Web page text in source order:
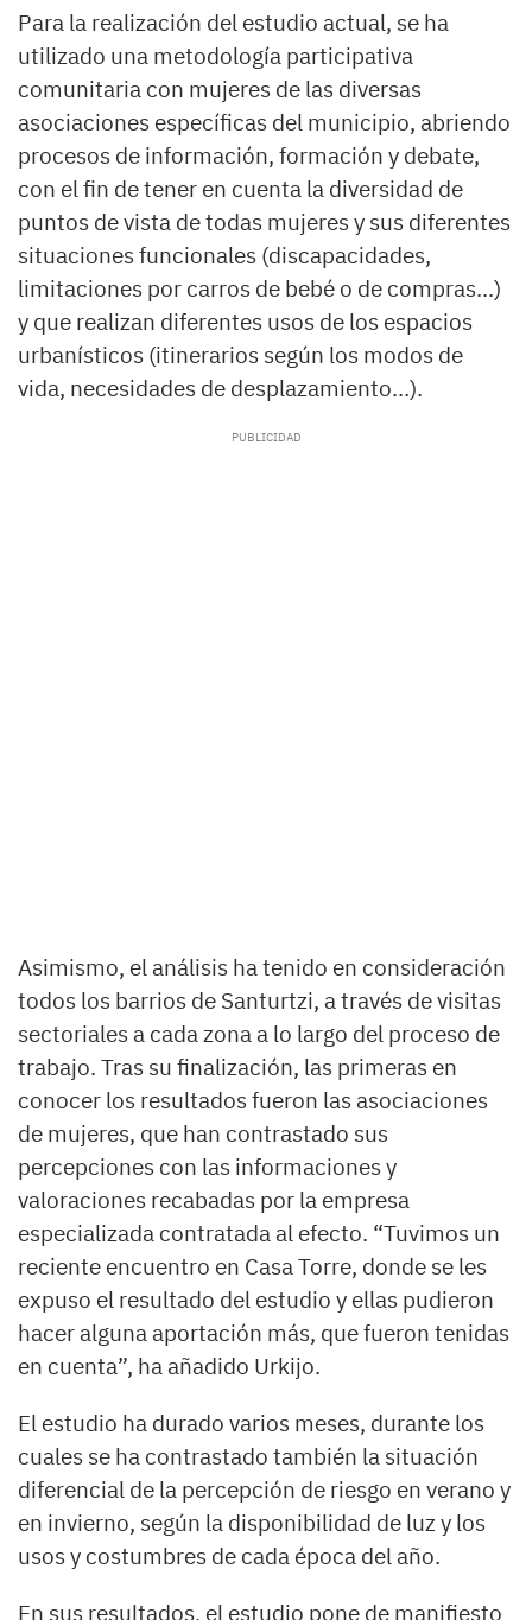
Para la realización del estudio actual, se ha
utilizado una metodología participativa
comunitaria con mujeres de las diversas
asociaciones específicas del municipio, abriendo
procesos de información, formación y debate,
con el fin de tener en cuenta la diversidad de
puntos de vista de todas mujeres y sus diferentes
situaciones funcionales (discapacidades,
limitaciones por carros de bebé o de compras...)
y que realizan diferentes usos de los espacios
urbanísticos (itinerarios según los modos de
vida, necesidades de desplazamiento...).
Asimismo, el análisis ha tenido en consideración
todos los barrios de Santurtzi, a través de visitas
sectoriales a cada zona a lo largo del proceso de
trabajo. Tras su finalización, las primeras en
conocer los resultados fueron las asociaciones
de mujeres, que han contrastado sus
percepciones con las informaciones y
valoraciones recabadas por la empresa
especializada contratada al efecto. “Tuvimos un
reciente encuentro en Casa Torre, donde se les
expuso el resultado del estudio y ellas pudieron
hacer alguna aportación más, que fueron tenidas
en cuenta”, ha añadido Urkijo.
El estudio ha durado varios meses, durante los
cuales se ha contrastado también la situación
diferencial de la percepción de riesgo en verano y
en invierno, según la disponibilidad de luz y los
usos y costumbres de cada época del año.
En sus resultados, el estudio pone de manifiesto